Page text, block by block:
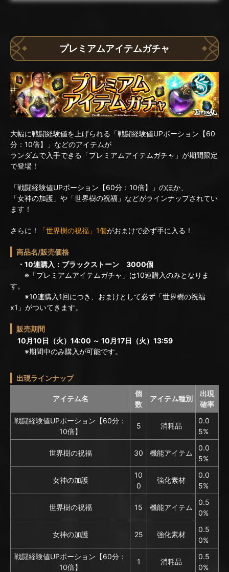
プレミアムアイテムガチャ
大幅に戦闘経験値を上げられる「戦闘経験値UPポーション【60
分：10倍】」などのアイテムが
ランダムで入手できる「プレミアムアイテムガチャ」が期間限定
で登場！
「戦闘経験値UPポーション【60分：10倍】」のほか、
「女神の加護」や「世界樹の祝福」などがラインナップされてい
ます！
さらに！ 「世界樹の祝福」1個がおまけで必ず手に入る！
商品名/販売価格
・10連購入：ブラックストーン 3000個
※「プレミアムアイテムガチャ」は10連購入のみとなりま
す。
※10連購入1回につき、おまけとして必ず「世界樹の祝福
x1」がついてきます。
販売期間
10月10日（火）14:00 ～ 10月17日（火）13:59
※期間中のみ購入が可能です。
出現ラインナップ
アイテム名
個
数
アイテム種別
出現
確率
戦闘経験値UPポーション【60分：
10倍】
5 消耗品
0.0
5%
世界樹の祝福 30 機能アイテム
0.0
5%
女神の加護
10
0
強化素材
0.0
5%
世界樹の祝福 15 機能アイテム
0.5
0%
女神の加護 25 強化素材
0.5
0%
戦闘経験値UPポーション【60分：
10倍】
1 消耗品
0.5
0%